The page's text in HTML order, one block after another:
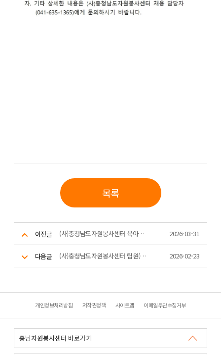
목록
이전글 (사)충청남도자원봉사센터 육아휴직 대체인력(기간제근로자) 채용 재공고 2026-03-31
다음글 (사)충청남도자원봉사센터 팀원(대리) 공개 채용 결과 공고 2026-02-23
개인정보처리방침 저작권정책 사이트맵 이메일무단수집거부